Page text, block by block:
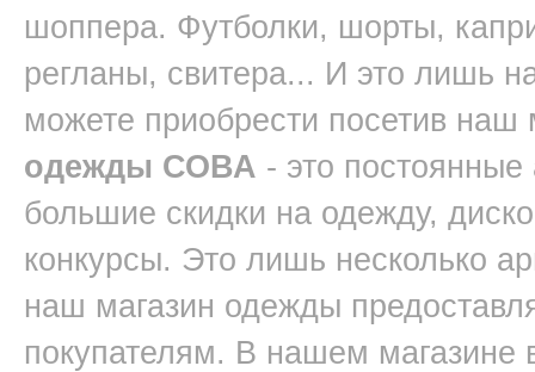
шоппера. Футболки, шорты,
регланы, свитера... И это лишь
можете приобрести посетив
одежды СОВА - это
большие скидки на одежду,
конкурсы. Это лишь несколько
наш магазин одежды
покупателям. В нашем магазине